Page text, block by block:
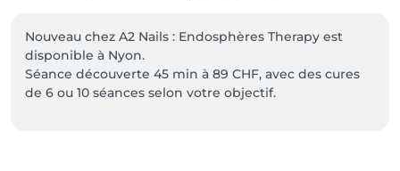
Nouveau chez A2 Nails : Endosphères Therapy est
disponible à Nyon.
Séance découverte 45 min à 89 CHF, avec des cures
de 6 ou 10 séances selon votre objectif.